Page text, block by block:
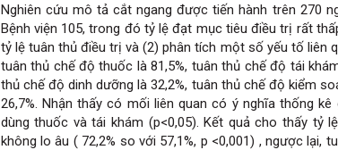
dung
chính
của
bài
Nghiên cứu mô tả cắt ngang được tiến hành trên 270
Bệnh viện 105, trong đó tỷ lệ đạt mục tiêu điều trị rất
tỷ lệ tuân thủ điều trị và (2) phân tích một số yếu tố liên
tuân thủ chế độ thuốc là 81,5%, tuân thủ chế độ tái
thủ chế độ dinh dưỡng là 32,2%, tuân thủ chế độ kiểm
26,7%. Nhận thấy có mối liên quan có ý nghĩa thống
dùng thuốc và tái khám (p<0,05). Kết quả cho thấy
không lo âu ( 72,2% so với 57,1%, p <0,001) , ngược